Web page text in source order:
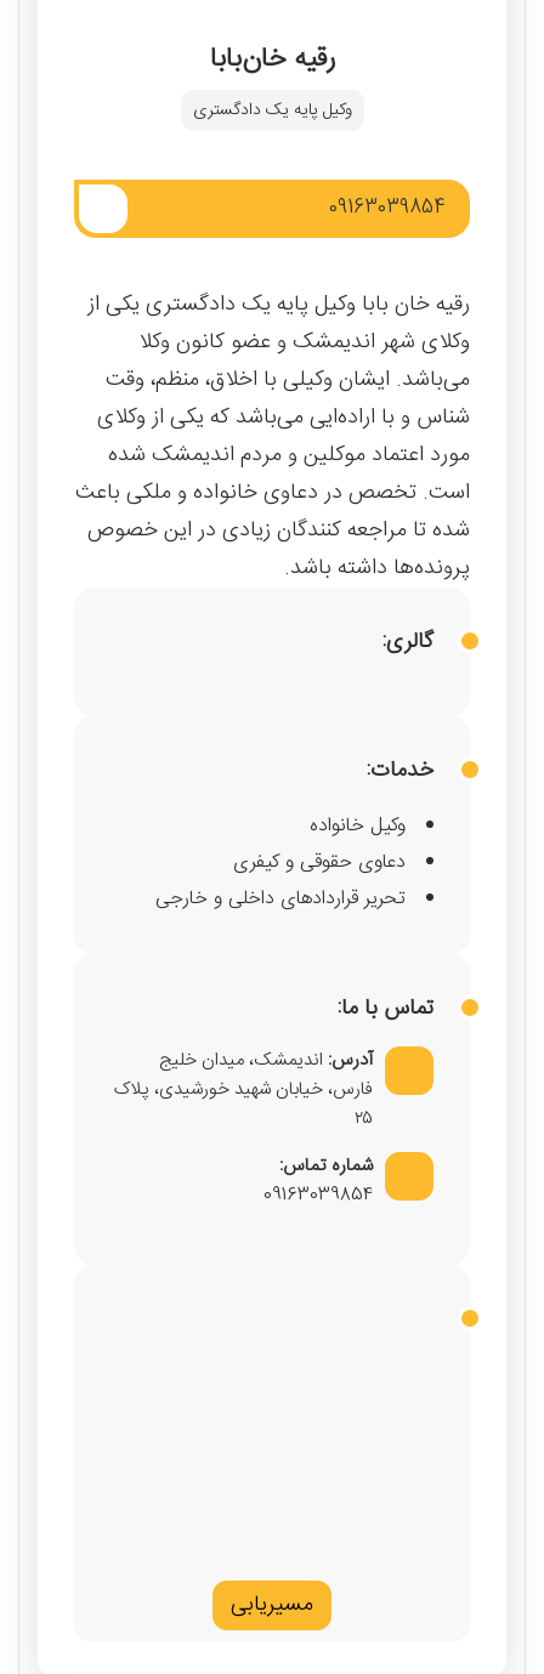
رقیه خان‌بابا
وکیل پایه یک دادگستری
09163039854
رقیه خان بابا وکیل پایه یک دادگستری یکی از
وکلای شهر اندیمشک و عضو کانون وکلا
می‌باشد. ایشان وکیلی با اخلاق، منظم، وقت
شناس و با اراده‌ایی می‌باشد که یکی از وکلای
مورد اعتماد موکلین و مردم اندیمشک شده
است. تخصص در دعاوی خانواده و ملکی باعث
شده تا مراجعه کنندگان زیادی در این خصوص
پرونده‌ها داشته باشد.
خدمات:
وکیل خانواده
دعاوی حقوقی و کیفری
تحریر قراردادهای داخلی و خارجی
تماس با ما:
آدرس: اندیمشک، میدان خلیج
فارس، خیابان شهید خورشیدی، پلاک
۲۵
شماره تماس:
09163039854
مسیریابی
گالری: